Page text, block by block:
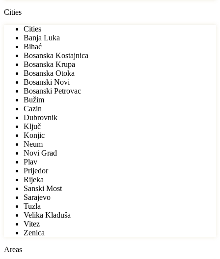
Cities
Cities
Banja Luka
Bihać
Bosanska Kostajnica
Bosanska Krupa
Bosanska Otoka
Bosanski Novi
Bosanski Petrovac
Bužim
Cazin
Dubrovnik
Ključ
Konjic
Neum
Novi Grad
Plav
Prijedor
Rijeka
Sanski Most
Sarajevo
Tuzla
Velika Kladuša
Vitez
Zenica
Areas